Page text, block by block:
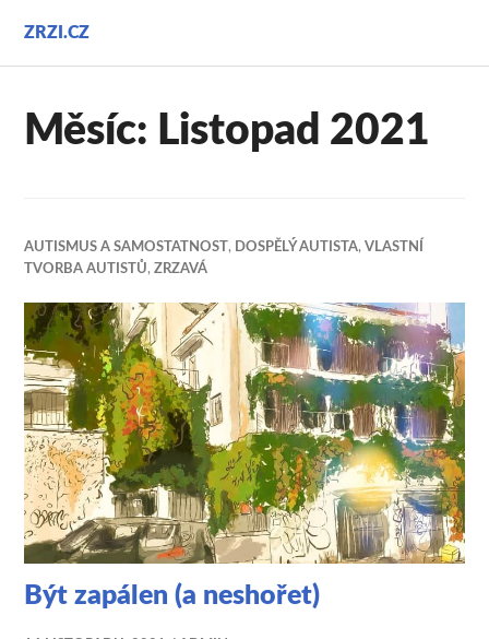
obsahu
ZRZI.CZ
Měsíc: Listopad 2021
AUTISMUS A SAMOSTATNOST, DOSPĚLÝ AUTISTA,VLASTNÍ
TVORBA AUTISTŮ,ZRZAVÁ
Být zapálen (a neshořet)